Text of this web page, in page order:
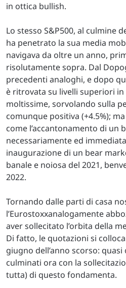
in ottica bullish.
Lo stesso S&P500, al culmine
ha penetrato la sua media
navigava da oltre un anno,
risolutamente sopra. Dal
precedenti analoghi, e dopo
è ritrovata su livelli superiori
moltissime, sorvolando sulla
comunque positiva (+4.5%);
come l’accantonamento di un
necessariamente ed
inaugurazione di un bear
banale e noiosa del 2021,
2022.
Tornando dalle parti di casa
l’Eurostoxxanalogamente
aver sollecitato l’orbita della
Di fatto, le quotazioni si
giugno dell’anno scorso:
culminati ora con la
tutta) di questo fondamenta.